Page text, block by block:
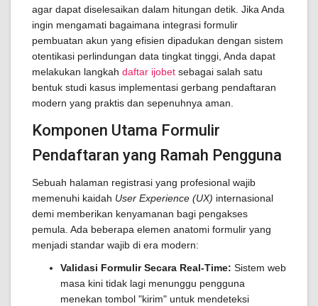
agar dapat diselesaikan dalam hitungan detik. Jika Anda
ingin mengamati bagaimana integrasi formulir
pembuatan akun yang efisien dipadukan dengan sistem
otentikasi perlindungan data tingkat tinggi, Anda dapat
melakukan langkah daftar ijobet sebagai salah satu
bentuk studi kasus implementasi gerbang pendaftaran
modern yang praktis dan sepenuhnya aman.
Komponen Utama Formulir
Pendaftaran yang Ramah Pengguna
Sebuah halaman registrasi yang profesional wajib
memenuhi kaidah User Experience (UX) internasional
demi memberikan kenyamanan bagi pengakses
pemula. Ada beberapa elemen anatomi formulir yang
menjadi standar wajib di era modern:
Validasi Formulir Secara Real-Time: Sistem web
masa kini tidak lagi menunggu pengguna
menekan tombol "kirim" untuk mendeteksi